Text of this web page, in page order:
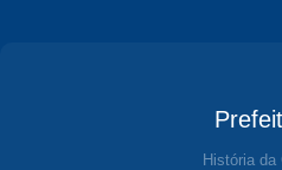
História da